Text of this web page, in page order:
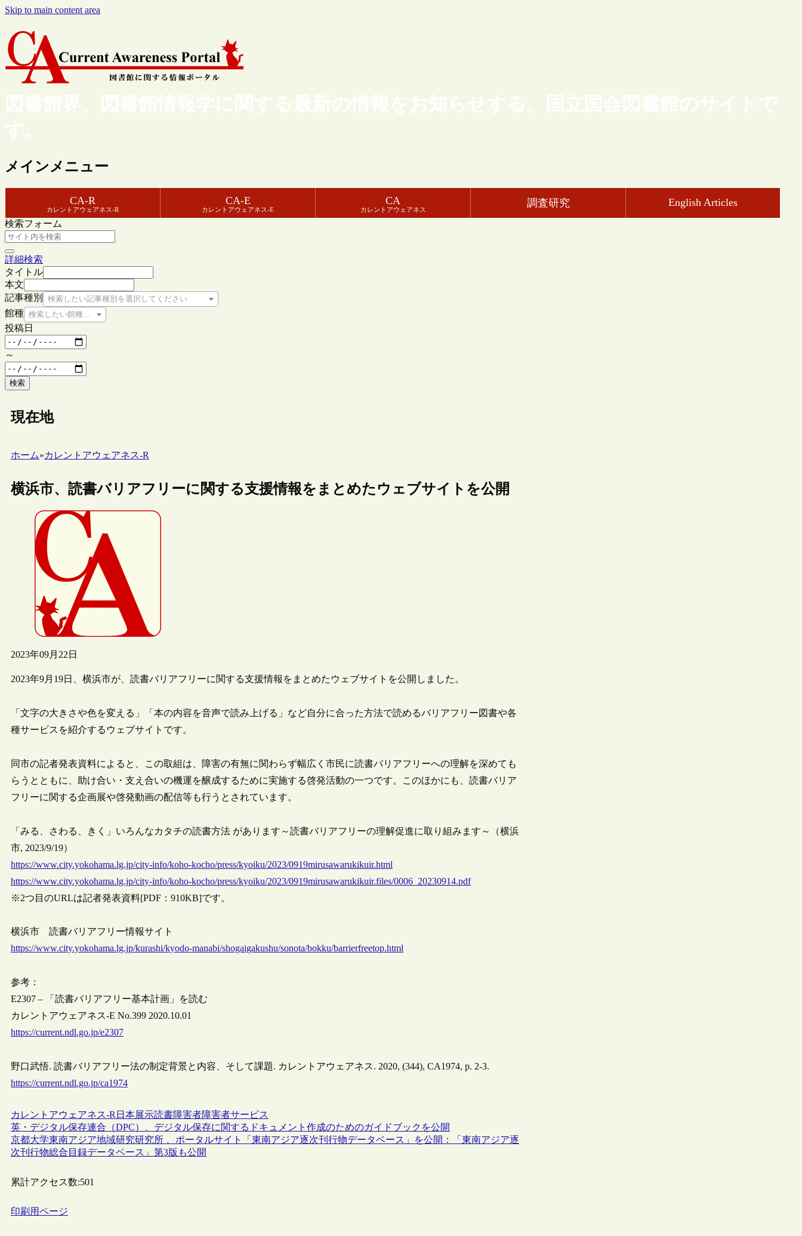
Skip to main content area
図書館界、図書館情報学に関する最新の情報をお知らせする、国立国会図書館のサイトで
す。
メインメニュー
CA-R
カレントアウェアネス-R
CA-E
カレントアウェアネス-E
CA
カレントアウェアネス
調査研究 English Articles
検索フォーム
詳細検索
タイトル
本文
記事種別
検索したい記事種別を選択してください
館種 検索したい館種を選択してください
投稿日
～
検索
現在地
ホーム»カレントアウェアネス-R
横浜市、読書バリアフリーに関する支援情報をまとめたウェブサイトを公開
2023年09月22日
2023年9月19日、横浜市が、読書バリアフリーに関する支援情報をまとめたウェブサイトを公開しました。
「文字の大きさや色を変える」「本の内容を音声で読み上げる」など自分に合った方法で読めるバリアフリー図書や各
種サービスを紹介するウェブサイトです。
同市の記者発表資料によると、この取組は、障害の有無に関わらず幅広く市民に読書バリアフリーへの理解を深めても
らうとともに、助け合い・支え合いの機運を醸成するために実施する啓発活動の一つです。このほかにも、読書バリア
フリーに関する企画展や啓発動画の配信等も行うとされています。
「みる、さわる、きく」いろんなカタチの読書方法 があります～読書バリアフリーの理解促進に取り組みます～（横浜
市, 2023/9/19）
https://www.city.yokohama.lg.jp/city-info/koho-kocho/press/kyoiku/2023/0919mirusawarukikuir.html
https://www.city.yokohama.lg.jp/city-info/koho-kocho/press/kyoiku/2023/0919mirusawarukikuir.files/0006_20230914.pdf
※2つ目のURLは記者発表資料[PDF：910KB]です。
横浜市 読書バリアフリー情報サイト
https://www.city.yokohama.lg.jp/kurashi/kyodo-manabi/shogaigakushu/sonota/bokku/barrierfreetop.html
参考：
E2307 – 「読書バリアフリー基本計画」を読む
カレントアウェアネス-E No.399 2020.10.01
https://current.ndl.go.jp/e2307
野口武悟. 読書バリアフリー法の制定背景と内容、そして課題. カレントアウェアネス. 2020, (344), CA1974, p. 2-3.
https://current.ndl.go.jp/ca1974
カレントアウェアネス-R 日本展示読書障害者障害者サービス
英・デジタル保存連合（DPC）、デジタル保存に関するドキュメント作成のためのガイドブックを公開
京都大学東南アジア地域研究研究所 、ポータルサイト「東南アジア逐次刊行物データベース」を公開：「東南アジア逐
次刊行物総合目録データベース」第3版も公開
累計アクセス数:501
印刷用ページ